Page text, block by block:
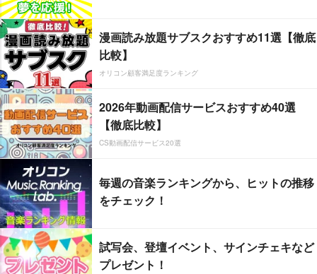
漫画読み放題サブスクおすすめ11選【徹底
比較】
オリコン顧客満足度ランキング
2026年動画配信サービスおすすめ40選
【徹底比較】
CS動画配信サービス20選
毎週の音楽ランキングから、ヒットの推移
をチェック！
試写会、登壇イベント、サインチェキなど
プレゼント！